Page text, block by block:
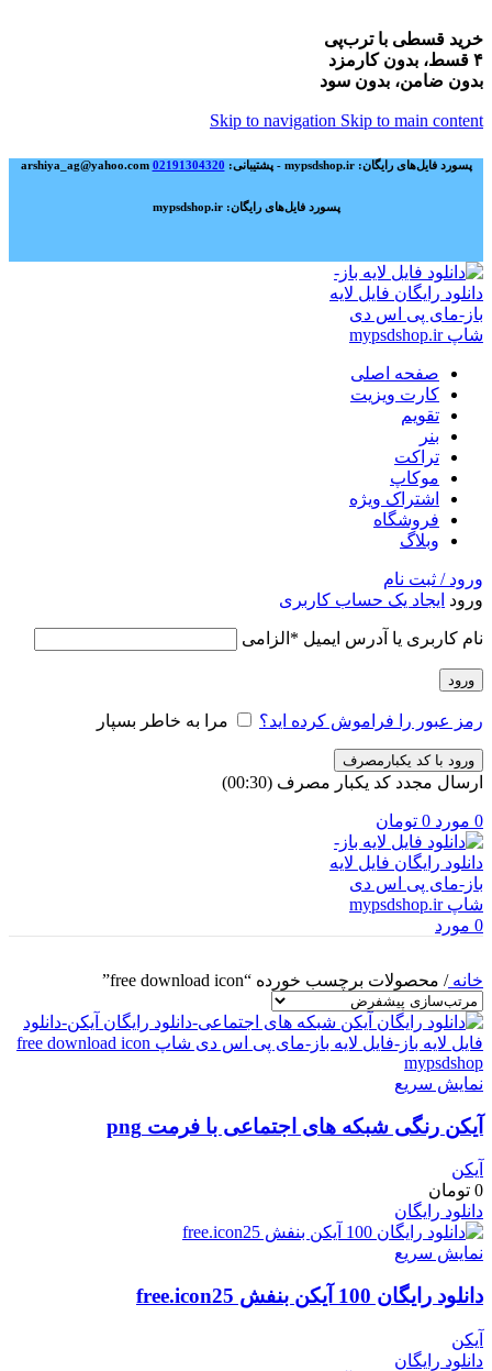
خرید قسطی با ترب‌پی
۴ قسط، بدون کارمزد
بدون ضامن، بدون سود
Skip to navigation Skip to main content
پسورد فایل‌های رایگان: mypsdshop.ir - پشتیبانی: arshiya_ag@yahoo.com 02191304320
پسورد فایل‌های رایگان: mypsdshop.ir
صفحه اصلی
کارت ویزیت
تقویم
بنر
تراکت
موکاپ
اشتراک ویژه
فروشگاه
وبلاگ
ورود / ثبت نام
ورود ایجاد یک حساب کاربری
نام کاربری یا آدرس ایمیل * الزامی
ورود
رمز عبور را فراموش کرده اید؟ مرا به خاطر بسپار
ورود با کد یکبارمصرف
ارسال مجدد کد یکبار مصرف (00:
30
)
0 مورد 0 تومان
0 مورد
خانه/ محصولات برچسب خورده “free download icon”
نمایش سریع
آیکن رنگی شبکه های اجتماعی با فرمت png
آیکن
0 تومان
دانلود رایگان
نمایش سریع
دانلود رایگان 100 آیکن بنفش free.icon25
آیکن
دانلود رایگان